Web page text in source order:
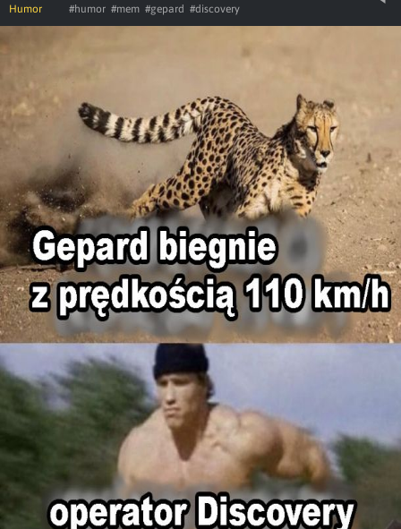
Humor #humor #mem #gepard #discovery